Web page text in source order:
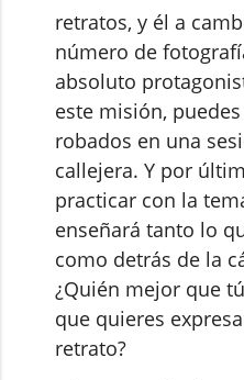
retratos, y él a
número de
absoluto
este misión,
robados en una
callejera. Y por
practicar con la
enseñará tanto lo
como detrás de la
¿Quién mejor que
que quieres
retrato?